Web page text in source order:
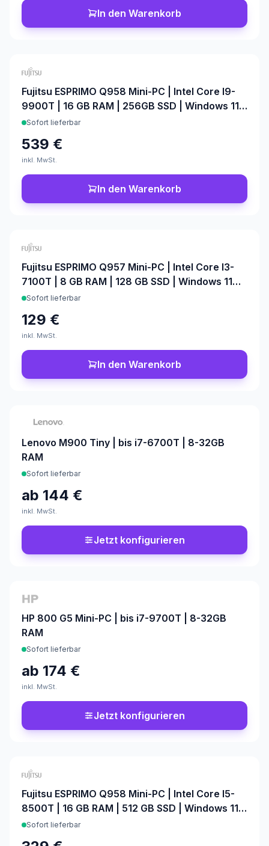
In den Warenkorb
Fujitsu ESPRIMO Q958 Mini-PC | Intel Core I9-
9900T | 16 GB RAM | 256GB SSD | Windows 11
Pro | Office 2024
Sofort lieferbar
539 €
inkl. MwSt.
In den Warenkorb
Fujitsu ESPRIMO Q957 Mini-PC | Intel Core I3-
7100T | 8 GB RAM | 128 GB SSD | Windows 11
Pro | Office 2024
Sofort lieferbar
129 €
inkl. MwSt.
In den Warenkorb
Konfigurierbar
Lenovo M900 Tiny | bis i7-6700T | 8-32GB
RAM
Sofort lieferbar
ab 144 €
inkl. MwSt.
Jetzt konfigurieren
Konfigurierbar
HP 800 G5 Mini-PC | bis i7-9700T | 8-32GB
RAM
Sofort lieferbar
ab 174 €
inkl. MwSt.
Jetzt konfigurieren
Fujitsu ESPRIMO Q958 Mini-PC | Intel Core I5-
8500T | 16 GB RAM | 512 GB SSD | Windows 11
Pro | Office 2024
Sofort lieferbar